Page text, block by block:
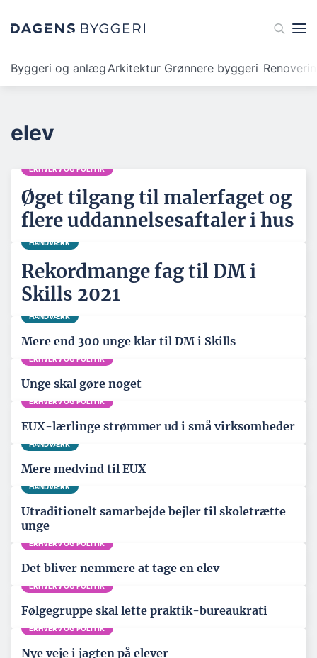
Byggeri og anlægArkitektur Grønnere byggeri
elev
ERHVERV OG POLITIK
Øget tilgang til malerfaget og
flere uddannelsesaftaler i hus
HÅNDVÆRK
Rekordmange fag til DM i
Skills 2021
HÅNDVÆRK
Mere end 300 unge klar til DM i Skills
ERHVERV OG POLITIK
Unge skal gøre noget
ERHVERV OG POLITIK
EUX-lærlinge strømmer ud i små virksomheder
HÅNDVÆRK
Mere medvind til EUX
HÅNDVÆRK
Utraditionelt samarbejde bejler til skoletrætte
unge
ERHVERV OG POLITIK
Det bliver nemmere at tage en elev
ERHVERV OG POLITIK
Følgegruppe skal lette praktik-bureaukrati
ERHVERV OG POLITIK
Nye veje i jagten på elever